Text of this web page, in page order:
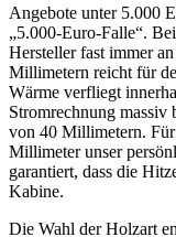
Angebote unter 5.000
„5.000-Euro-Falle“.
Hersteller fast immer
Millimetern reicht für
Wärme verfliegt
Stromrechnung massiv
von 40 Millimetern.
Millimeter unser
garantiert, dass die
Kabine.
Die Wahl der Holzart